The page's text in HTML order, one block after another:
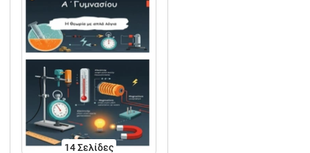
14Σελίδες